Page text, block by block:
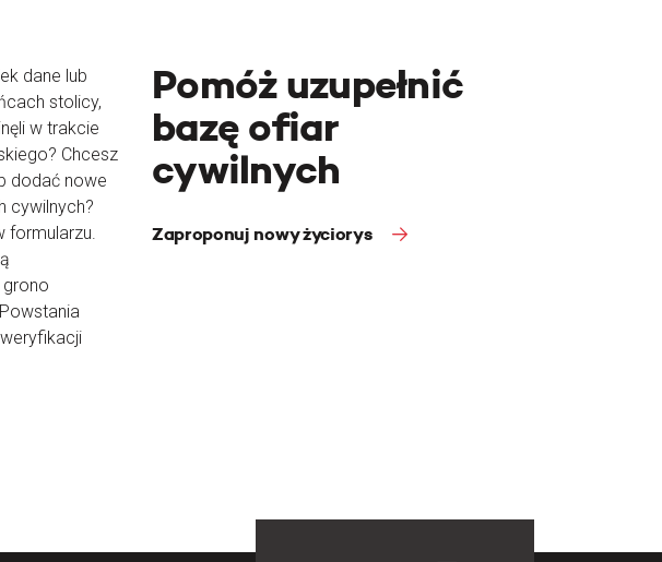
dane lub
stolicy,
w trakcie
Chcesz
dodać nowe
cywilnych?
formularzu.
Pomóż uzupełnić
bazę ofiar
cywilnych
Zaproponuj nowy życiorys